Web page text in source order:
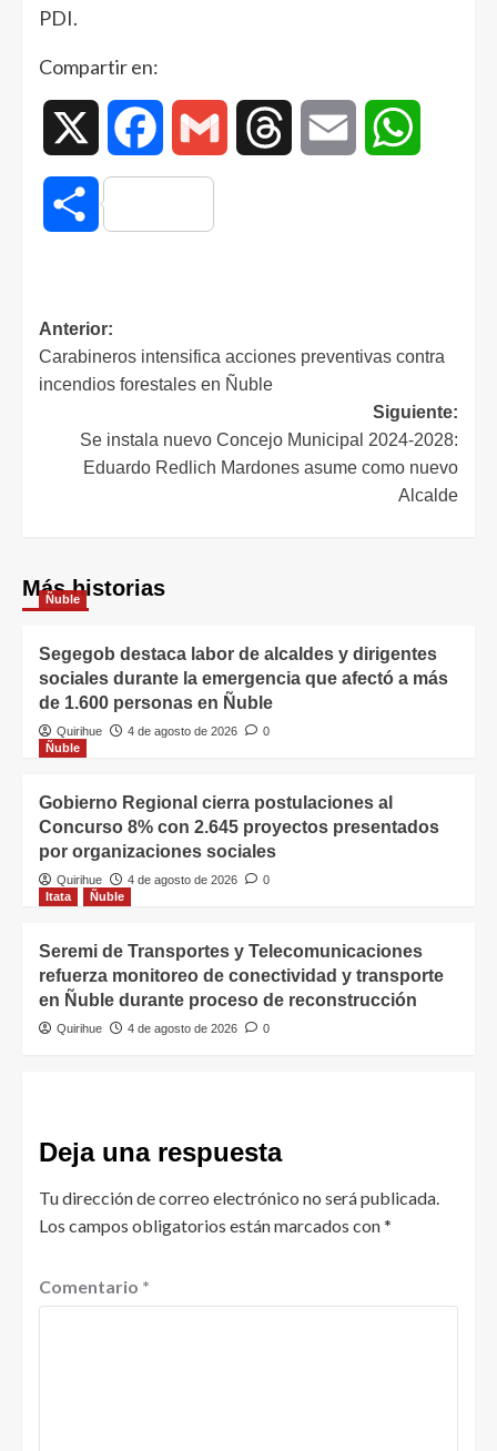
PDI.
Compartir en:
Facebook Gmail Threads Email
Compartir
Anterior:
Carabineros intensifica acciones preventivas contra
incendios forestales en Ñuble
Siguiente:
Se instala nuevo Concejo Municipal 2024-2028:
Eduardo Redlich Mardones asume como nuevo
Alcalde
Más historias
Ñuble
Segegob destaca labor de alcaldes y dirigentes
sociales durante la emergencia que afectó a más
de 1.600 personas en Ñuble
Quirihue 4 de agosto de 2026
0
Ñuble
Gobierno Regional cierra postulaciones al
Concurso 8% con 2.645 proyectos presentados
por organizaciones sociales
Quirihue 4 de agosto de 2026
0
Itata
Ñuble
Seremi de Transportes y Telecomunicaciones
refuerza monitoreo de conectividad y transporte
en Ñuble durante proceso de reconstrucción
Quirihue 4 de agosto de 2026 0
Deja una respuesta
Tu dirección de correo electrónico no será publicada.
Los campos obligatorios están marcados con*
Comentario *